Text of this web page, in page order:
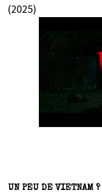
(2025)
UN PEU DE VIETNAM ?